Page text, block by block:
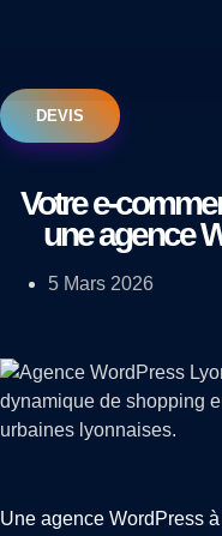
DEVIS
Votre e-
une agence
5 Mars 2026
Une agence WordPress